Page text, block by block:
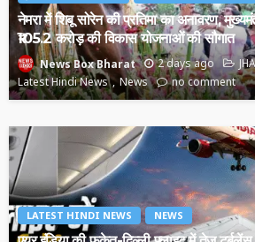
नेमरा में शिबू सोरेन की प्रतिमा का अनावरण,
₹105.2 करोड़ की विकास योजनाओं की सौगात
News Box Bharat 2 days ago
Latest Hindi News
News no comment
LATEST HINDI NEWS NEWS